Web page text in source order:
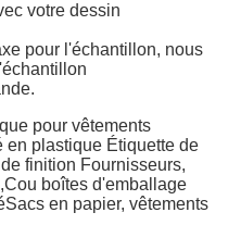
votre dessin
pour l'échantillon, nous
pour vêtements
en plastique Étiquette de
finition Fournisseurs,
,Cou boîtes d'emballage
Sacs en papier, vêtements